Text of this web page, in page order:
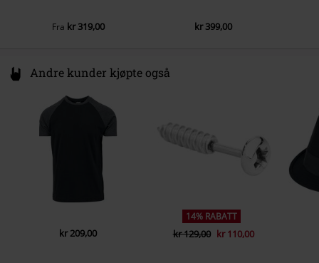
Fra kr 319,00 kr 399,00
Andre kunder kjøpte også
kr 209,00
14% RABATT
kr 129,00 kr 110,00